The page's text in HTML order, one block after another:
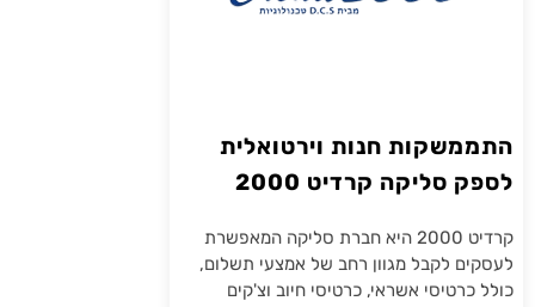
התממשקות חנות וירטואלית
לספק סליקה קרדיט 2000
קרדיט 2000 היא חברת סליקה המאפשרת
לעסקים לקבל מגוון רחב של אמצעי תשלום,
כולל כרטיסי אשראי, כרטיסי חיוב וצ'קים